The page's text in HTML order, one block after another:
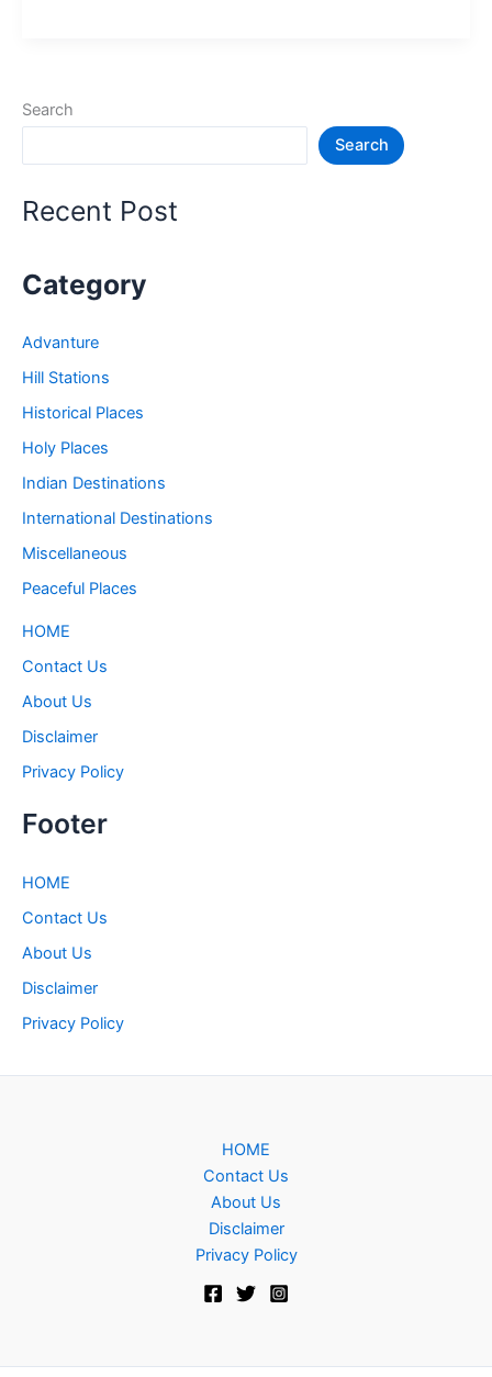
जगह
Places
Search
Search
Recent Post
Category
Advanture
Hill Stations
Historical Places
Holy Places
Indian Destinations
International Destinations
Miscellaneous
Peaceful Places
HOME
Contact Us
About Us
Disclaimer
Privacy Policy
Footer
HOME
Contact Us
About Us
Disclaimer
Privacy Policy
HOME
Contact Us
About Us
Disclaimer
Privacy Policy